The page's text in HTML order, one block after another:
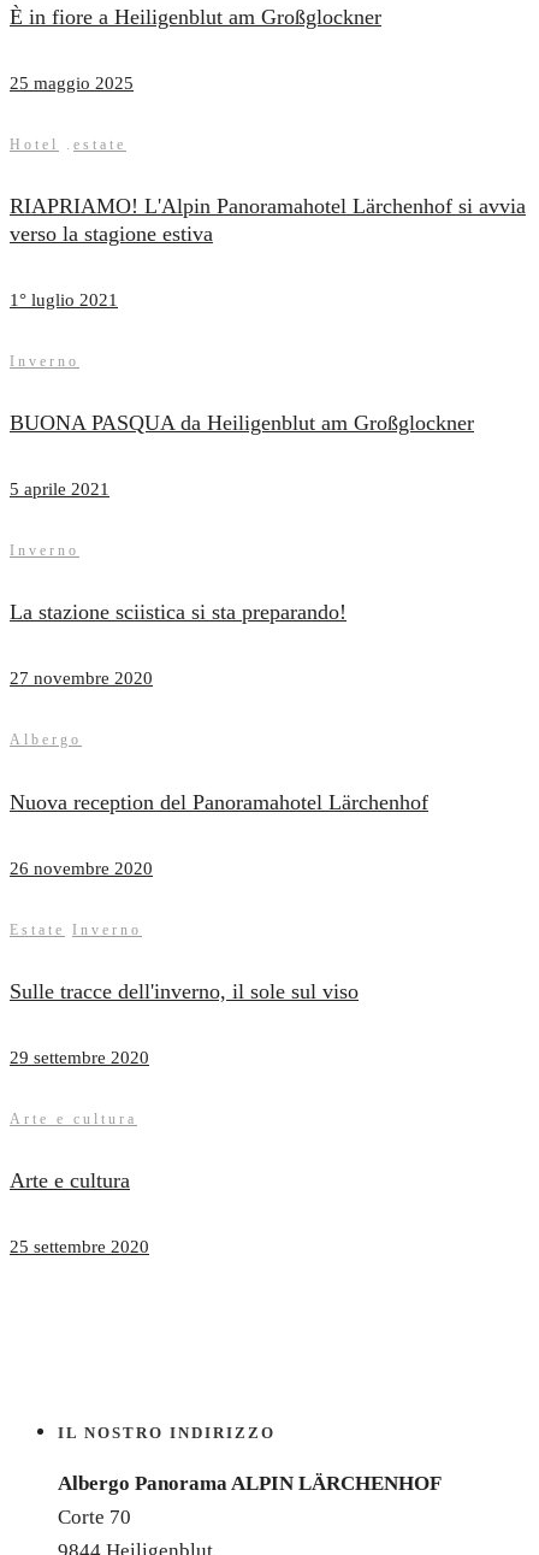
È in fiore a Heiligenblut am Großglockner
25 maggio 2025
Hotel . estate
RIAPRIAMO! L'Alpin Panoramahotel Lärchenhof si avvia
verso la stagione estiva
1° luglio 2021
Inverno
BUONA PASQUA da Heiligenblut am Großglockner
5 aprile 2021
Inverno
La stazione sciistica si sta preparando!
27 novembre 2020
Albergo
Nuova reception del Panoramahotel Lärchenhof
26 novembre 2020
Estate Inverno
Sulle tracce dell'inverno, il sole sul viso
29 settembre 2020
Arte e cultura
Arte e cultura
25 settembre 2020
IL NOSTRO INDIRIZZO
Albergo Panorama ALPIN LÄRCHENHOF
Corte 70